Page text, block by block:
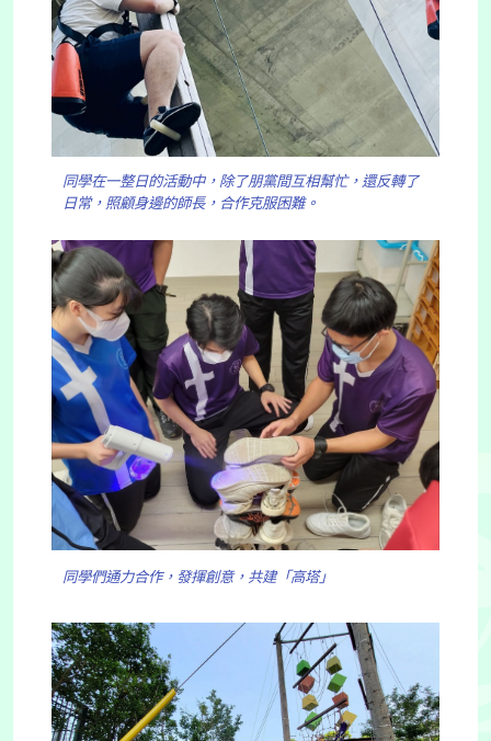
同學在一整日的活動中，除了朋黨間互相幫忙，還反轉了
日常，照顧身邊的師長，合作克服困難。
同學們通力合作，發揮創意，共建「高塔」